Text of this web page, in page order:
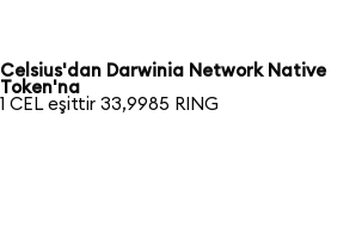
Celsius'dan Darwinia Network Native
Token'na
1 CEL eşittir 33,9985 RING